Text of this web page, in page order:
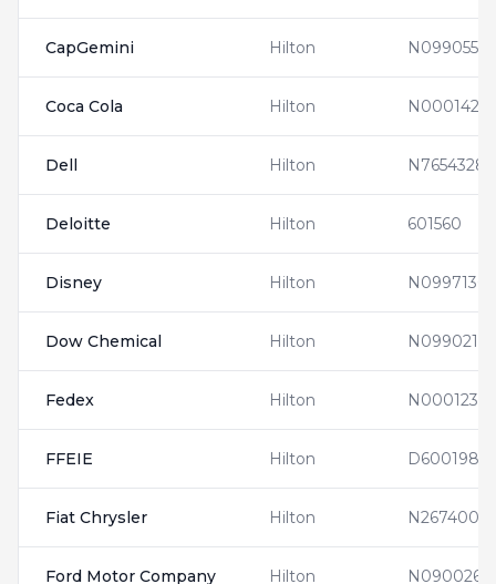
CapGemini Hilton N0990552
Coca Cola Hilton N0001420
Dell Hilton N7654328
Deloitte Hilton 601560
Disney Hilton N0997136
Dow Chemical Hilton N0990214
Fedex Hilton N0001231
FFEIE Hilton
Fiat Chrysler Hilton N2674000
Ford Motor Company Hilton N0900266